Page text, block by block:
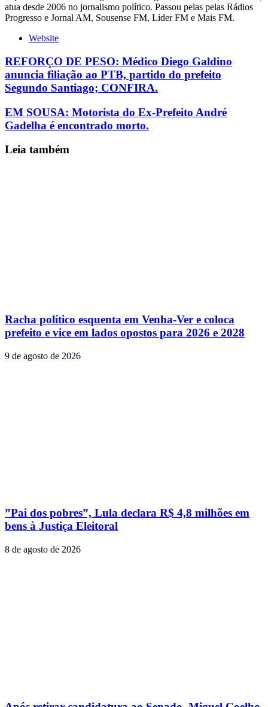
atua desde 2006 no jornalismo político. Passou pelas pelas Rádios
Progresso e Jornal AM, Sousense FM, Líder FM e Mais FM.
Website
REFORÇO DE PESO: Médico Diego Galdino
anuncia filiação ao PTB, partido do prefeito
Segundo Santiago; CONFIRA.
EM SOUSA: Motorista do Ex-Prefeito André
Gadelha é encontrado morto.
Leia também
Racha político esquenta em Venha-Ver e coloca
prefeito e vice em lados opostos para 2026 e 2028
9 de agosto de 2026
”Pai dos pobres”, Lula declara R$ 4,8 milhões em
bens à Justiça Eleitoral
8 de agosto de 2026